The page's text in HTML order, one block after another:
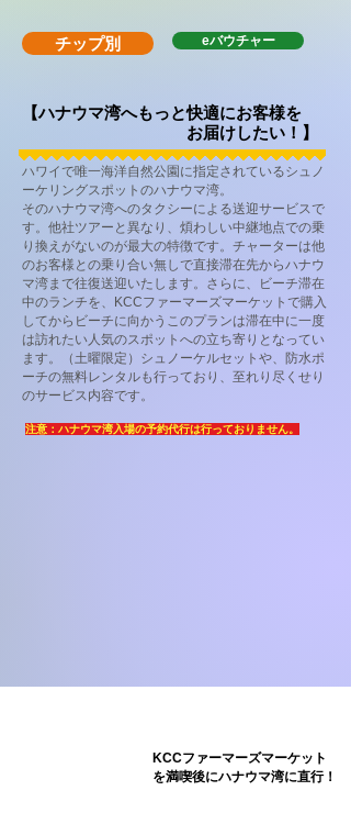
チップ別 eバウチャー
【ハナウマ湾へもっと快適にお客様を
お届けしたい！】
ハワイで唯一海洋自然公園に指定されているシュノ
ーケリングスポットのハナウマ湾。
そのハナウマ湾へのタクシーによる送迎サービスで
す。他社ツアーと異なり、煩わしい中継地点での乗
り換えがないのが最大の特徴です。チャーターは他
のお客様との乗り合い無しで直接滞在先からハナウ
マ湾まで往復送迎いたします。さらに、ビーチ滞在
中のランチを、KCCファーマーズマーケットで購入
してからビーチに向かうこのプランは滞在中に一度
は訪れたい人気のスポットへの立ち寄りとなってい
ます。（土曜限定）シュノーケルセットや、防水ポ
ーチの無料レンタルも行っており、至れり尽くせり
のサービス内容です。
​注意：ハナウマ湾入場の予約代行は行っておりません。
KCCファーマーズマーケット
を満喫後にハナウマ湾に直行！